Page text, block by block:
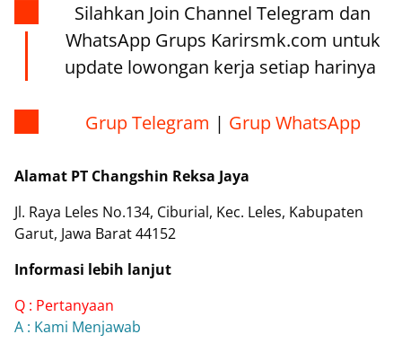
Silahkan Join Channel Telegram dan
WhatsApp Grups Karirsmk.com untuk
update lowongan kerja setiap harinya
Grup Telegram | Grup WhatsApp
Alamat PT Changshin Reksa Jaya
Jl. Raya Leles No.134, Ciburial, Kec. Leles, Kabupaten
Garut, Jawa Barat 44152
Informasi lebih lanjut
Q : Pertanyaan
A : Kami Menjawab